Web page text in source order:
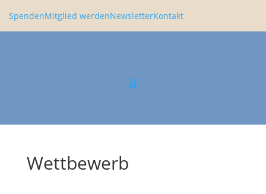
SpendenMitglied werdenNewsletterKontakt
Wettbewerb